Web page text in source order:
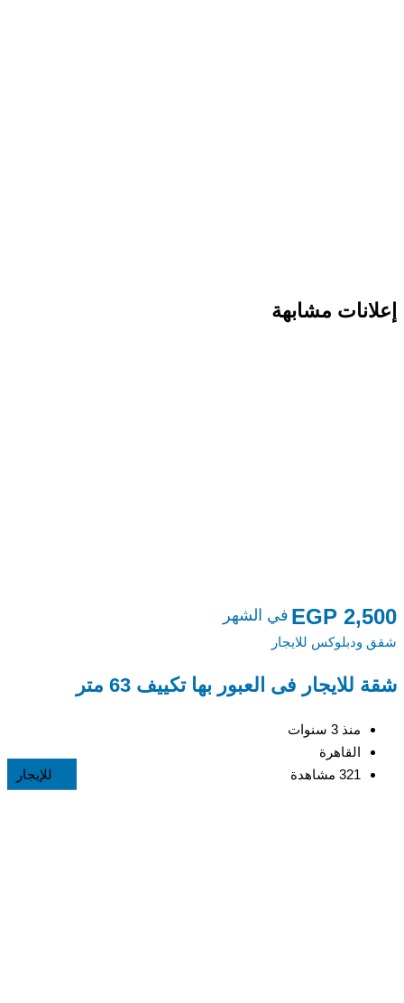
إعلانات مشابهة
للإيجار
EGP 2,500 في الشهر
شقق ودبلوكس للايجار
شقة للايجار فى العبور بها تكييف 63 متر
منذ 3 سنوات
القاهرة
321 مشاهدة